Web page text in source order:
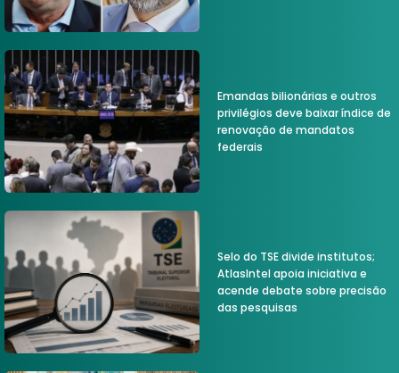
Emandas bilionárias e outros
privilégios deve baixar índice de
renovação de mandatos
federais
Selo do TSE divide institutos;
AtlasIntel apoia iniciativa e
acende debate sobre precisão
das pesquisas